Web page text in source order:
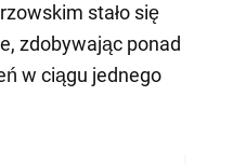
stało się
zdobywając ponad
w ciągu jednego